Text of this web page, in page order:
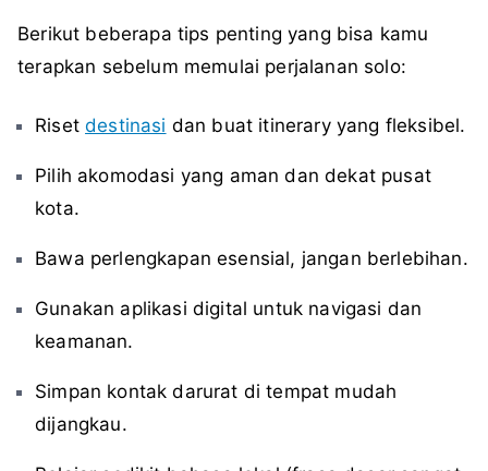
Berikut beberapa tips penting yang bisa kamu
terapkan sebelum memulai perjalanan solo:
Risetdestinasi dan buat itinerary yang fleksibel.
Pilih akomodasi yang aman dan dekat pusat
kota.
Bawa perlengkapan esensial, jangan berlebihan.
Gunakan aplikasi digital untuk navigasi dan
keamanan.
Simpan kontak darurat di tempat mudah
dijangkau.